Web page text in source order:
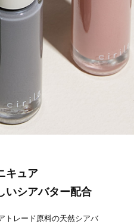
キュア
いシアバター配合
トレード原料の天然シアバ